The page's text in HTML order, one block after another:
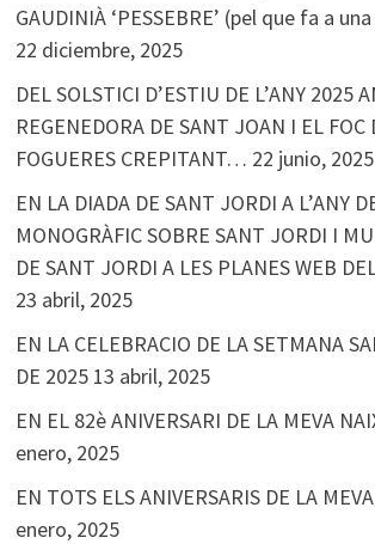
GAUDINIÀ ‘PESSEBRE’ (pel que fa a
22 diciembre, 2025
DEL SOLSTICI D’ESTIU DE L’ANY 2025
REGENEDORA DE SANT JOAN I EL FOC
FOGUERES CREPITANT… 22 junio, 2025
EN LA DIADA DE SANT JORDI A L’ANY
MONOGRÀFIC SOBRE SANT JORDI I
DE SANT JORDI A LES PLANES WEB
23 abril, 2025
EN LA CELEBRACIO DE LA SETMANA
DE 2025 13 abril, 2025
EN EL 82è ANIVERSARI DE LA MEVA
enero, 2025
EN TOTS ELS ANIVERSARIS DE LA
enero, 2025